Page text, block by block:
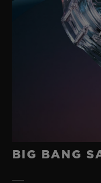
BIG BANG